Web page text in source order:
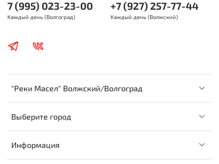
"Реки Масел" Волжский/Волгоград
Выберите город
Информация
7 (995) 023-23-00
Каждый день (Волгоград)
+7 (927) 257-77-44
Каждый день (Волжский)